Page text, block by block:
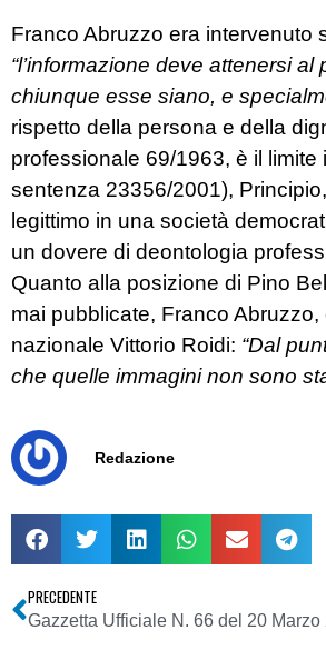
Franco Abruzzo era intervenuto
“l’informazione deve attenersi
chiunque esse siano, e
rispetto della persona e della
professionale 69/1963, è il
sentenza 23356/2001),
legittimo in una società
un dovere di deontologia
Quanto alla posizione di Pino
mai pubblicate, Franco
nazionale Vittorio Roidi: “Dal
che quelle immagini non sono
Redazione
PRECEDENTE